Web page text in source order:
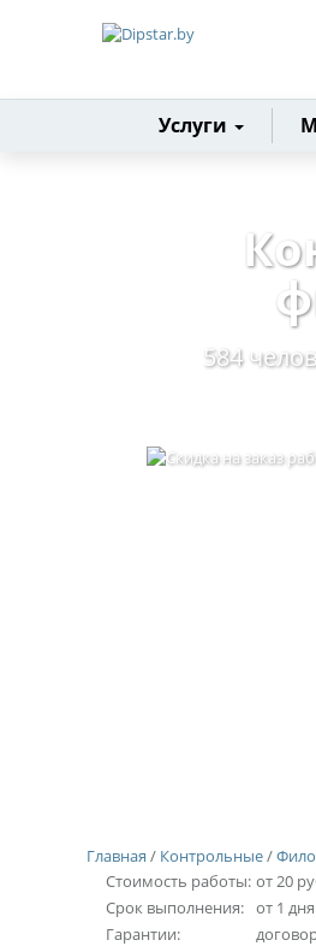
Главная
Услуги
584
Главная / Контрольные/
Стоимость работы: от 20
Срок выполнения: от 1 дня
Гарантии: